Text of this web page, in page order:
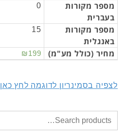
מספר מקורות
בעברית
0
מספר מקורות
באנגלית
15
מחיר (כולל מע"מ) ₪199
לצפיה בסמינריון לדוגמה לחץ כאן